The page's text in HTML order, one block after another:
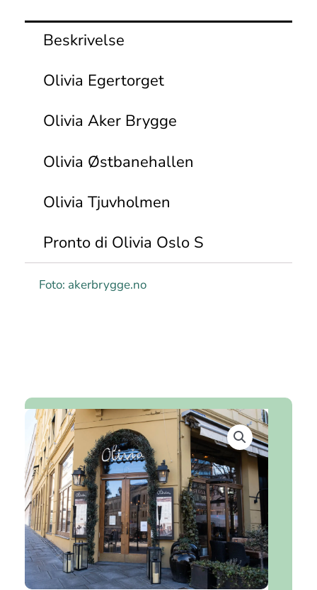
Beskrivelse
Olivia Egertorget
Olivia Aker Brygge
Olivia Østbanehallen
Olivia Tjuvholmen
Pronto di Olivia Oslo S
Foto: akerbrygge.no